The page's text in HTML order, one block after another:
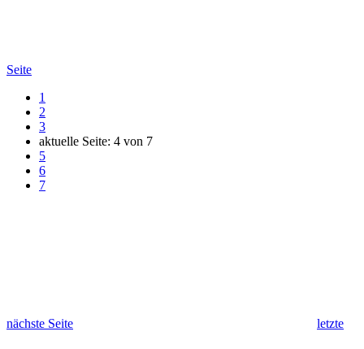
Seite
1
2
3
aktuelle Seite: 4 von 7
5
6
7
nächste Seite letzte